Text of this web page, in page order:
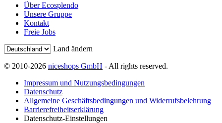
Über Ecosplendo
Unsere Gruppe
Kontakt
Freie Jobs
Land ändern
© 2010-2026 niceshops GmbH - All rights reserved.
Impressum und Nutzungsbedingungen
Datenschutz
Allgemeine Geschäftsbedingungen und Widerrufsbelehrung
Barrierefreiheitserklärung
Datenschutz-Einstellungen